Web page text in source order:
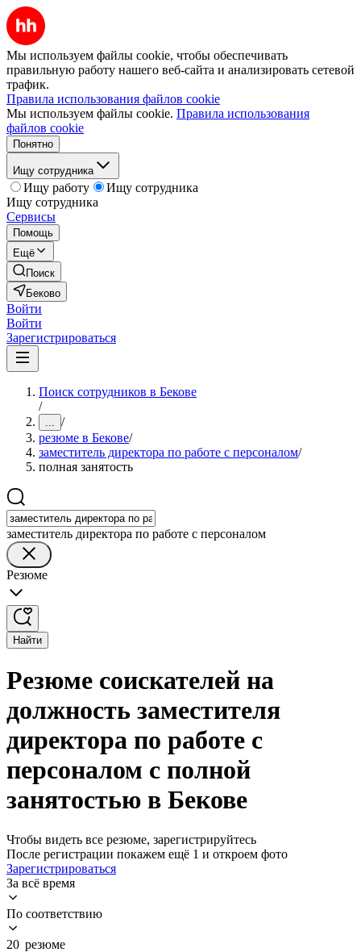
Мы используем файлы cookie, чтобы обеспечивать
правильную работу нашего веб-сайта и анализировать сетевой
трафик.
Правила использования файлов cookie
Мы используем файлы cookie. Правила использования
файлов cookie
Понятно
Ищу сотрудника
Ищу работу
Ищу сотрудника
Ищу сотрудника
Сервисы
Помощь
Ещё
Поиск
Беково
Войти
Войти
Зарегистрироваться
Поиск сотрудников в Бекове
/
... /
резюме в Бекове/
заместитель директора по работе с персоналом/
полная занятость
заместитель директора по работе с персоналом
Резюме
Найти
Резюме соискателей на
должность заместителя
директора по работе с
персоналом с полной
занятостью в Бекове
Чтобы видеть все резюме, зарегистрируйтесь
После регистрации покажем ещё 1 и откроем фото
Зарегистрироваться
За всё время
По соответствию
20 резюме